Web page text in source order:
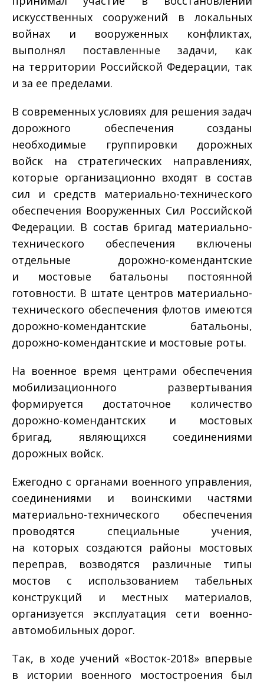
искусственных сооружений в локальных
войнах и вооруженных конфликтах,
выполнял поставленные задачи, как
на территории Российской Федерации, так
и за ее пределами.
В современных условиях для решения задач
дорожного обеспечения созданы
необходимые группировки дорожных
войск на стратегических направлениях,
которые организационно входят в состав
сил и средств материально-технического
обеспечения Вооруженных Сил Российской
Федерации. В состав бригад материально-
технического обеспечения включены
отдельные дорожно-комендантские
и мостовые батальоны постоянной
готовности. В штате центров материально-
технического обеспечения флотов имеются
дорожно-комендантские батальоны,
дорожно-комендантские и мостовые роты.
На военное время центрами обеспечения
мобилизационного развертывания
формируется достаточное количество
дорожно-комендантских и мостовых
бригад, являющихся соединениями
дорожных войск.
Ежегодно с органами военного управления,
соединениями и воинскими частями
материально-технического обеспечения
проводятся специальные учения,
на которых создаются районы мостовых
переправ, возводятся различные типы
мостов с использованием табельных
конструкций и местных материалов,
организуется эксплуатация сети военно-
автомобильных дорог.
Так, в ходе учений «Восток-2018» впервые
в истории военного мостостроения был